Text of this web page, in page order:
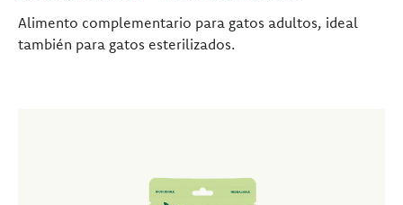
Alimento complementario para gatos adultos, ideal
también para gatos esterilizados.